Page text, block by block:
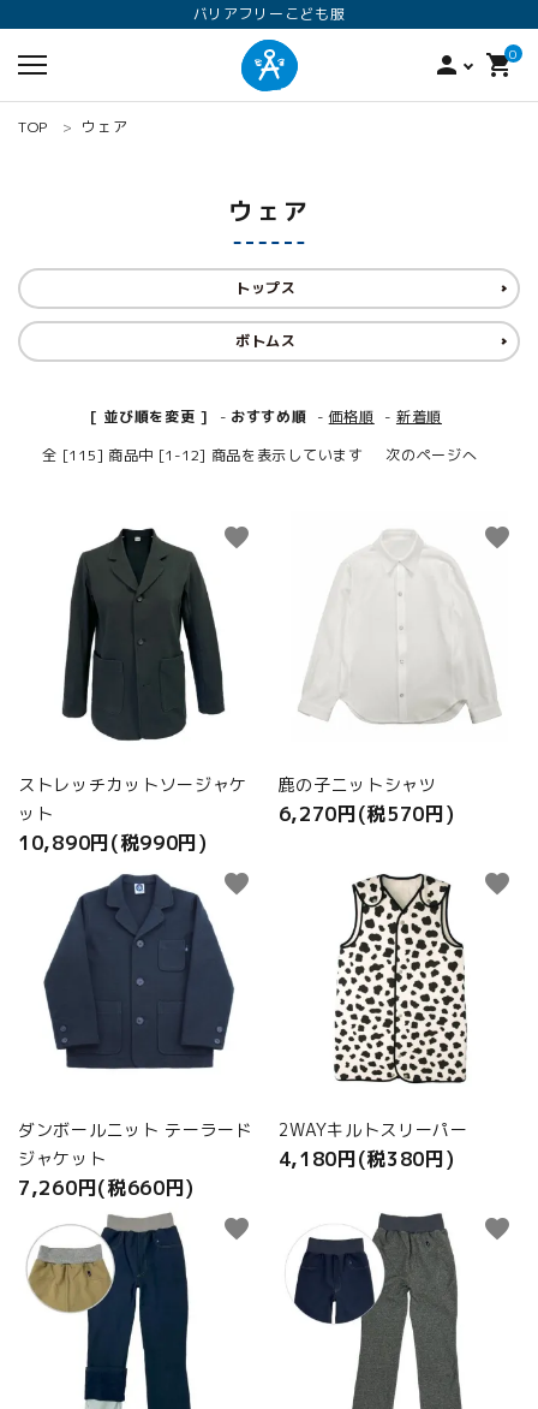
バリアフリーこども服
person 0
shopping_cart
search
ロンパース オプション加工 160
商品カテゴリから選ぶ
ACCOUNT MENU
ようこそ ゲスト 様
ログイン person 新規会員登録
TOP ウェア
ウェア
トップス
ボトムス
[ 並び順を変更 ] - おすすめ順 -価格順 - 新着順
全 [115] 商品中 [1-12] 商品を表示しています
次のページへ
ストレッチカットソージャケ
ット
10,890円(税990円)
favorite
鹿の子ニットシャツ
6,270円(税570円)
favorite
ダンボールニット テーラード
ジャケット
7,260円(税660円)
favorite
2WAYキルトスリーパー
4,180円(税380円)
favorite
favorite favorite